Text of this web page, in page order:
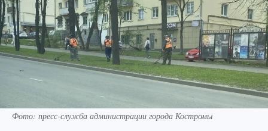
Фото: пресс-служба администрации города Костромы